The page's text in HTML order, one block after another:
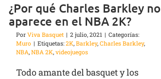
¿Por qué Charles Barkley no
aparece en el NBA 2K?
PorViva Basquet | 2 julio, 2021 | Categorías:
Muro | Etiquetas:2K,Barkley,Charles Barkley,
NBA,NBA 2K,videojuegos
Todo amante del basquet y los